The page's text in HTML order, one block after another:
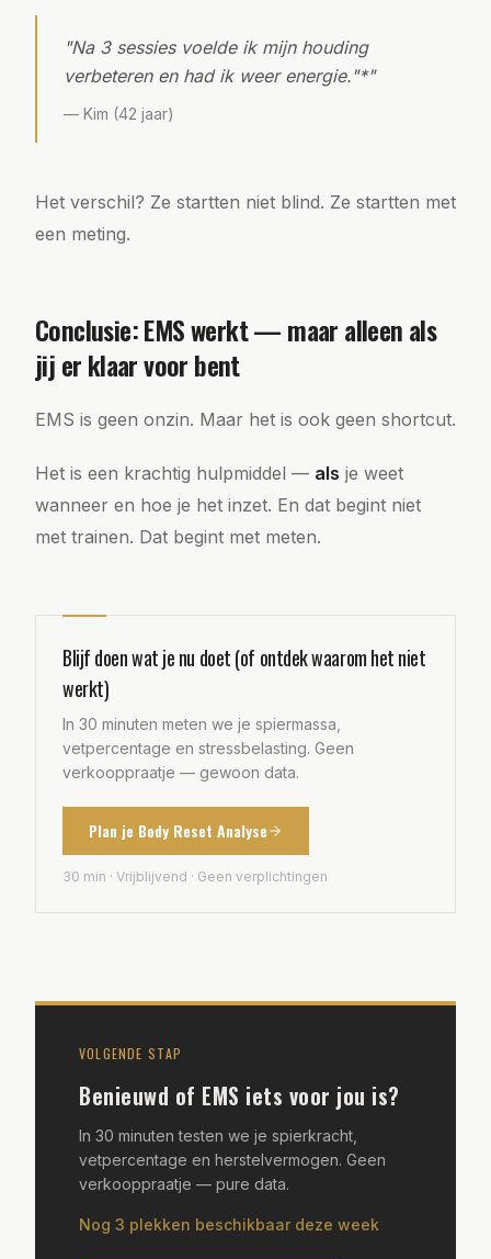
"Na 3 sessies voelde ik mijn houding
verbeteren en had ik weer energie."*"
— Kim (42 jaar)
Het verschil? Ze startten niet blind. Ze startten met
een meting.
Conclusie: EMS werkt — maar alleen als
jij er klaar voor bent
EMS is geen onzin. Maar het is ook geen shortcut.
Het is een krachtig hulpmiddel — als je weet
wanneer en hoe je het inzet. En dat begint niet
met trainen. Dat begint met meten.
Blijf doen wat je nu doet (of ontdek waarom het niet
werkt)
In 30 minuten meten we je spiermassa,
vetpercentage en stressbelasting. Geen
verkooppraatje — gewoon data.
Plan je Body Reset Analyse
30 min · Vrijblijvend · Geen verplichtingen
VOLGENDE STAP
Benieuwd of EMS iets voor jou is?
In 30 minuten testen we je spierkracht,
vetpercentage en herstelvermogen. Geen
verkooppraatje — pure data.
Nog 3 plekken beschikbaar deze week